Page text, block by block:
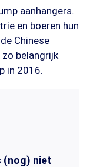
aanhangers.
en boeren hun
Chinese
belangrijk
in 2016.
(nog) niet